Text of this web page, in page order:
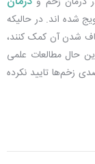
شده اند. در حالیکه
شدن آن کمک کنند،
حال مطالعات علمی
زخم‌ها تایید نکرده